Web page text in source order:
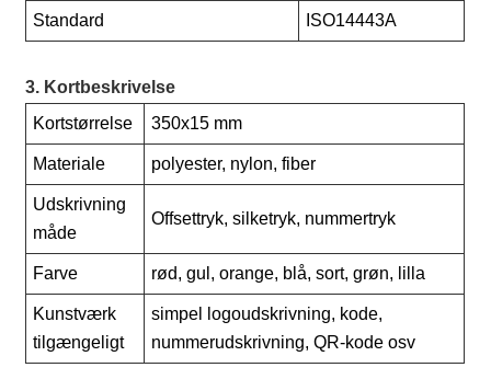
Standard ISO14443A
3. Kortbeskrivelse
Kortstørrelse
350x15 mm
Materiale polyester, nylon, fiber
Udskrivning
måde
Offsettryk, silketryk, nummertryk
Farve rød, gul, orange, blå, sort, grøn, lilla
Kunstværk
tilgængeligt
simpel logoudskrivning, kode,
nummerudskrivning, QR-kode osv